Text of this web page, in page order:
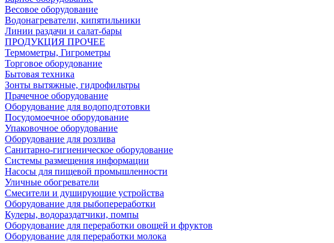
Весовое оборудование
Водонагреватели, кипятильники
Линии раздачи и салат-бары
ПРОДУКЦИЯ ПРОЧЕЕ
Термометры, Гигрометры
Торговое оборудование
Бытовая техника
Зонты вытяжные, гидрофильтры
Прачечное оборудование
Оборудование для водоподготовки
Посудомоечное оборудование
Упаковочное оборудование
Оборудование для розлива
Санитарно-гигиеническое оборудование
Системы размещения информации
Насосы для пищевой промышленности
Уличные обогреватели
Смесители и душирующие устройства
Оборудование для рыбопереработки
Кулеры, водораздатчики, помпы
Оборудование для переработки овощей и фруктов
Оборудование для переработки молока